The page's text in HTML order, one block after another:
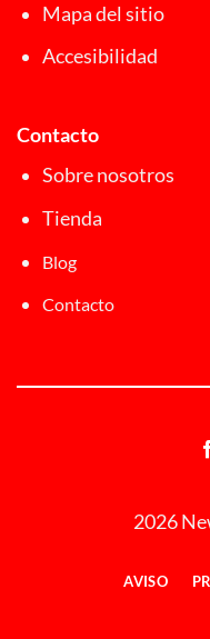
Mapa del sitio
Accesibilidad
Contacto
Sobre nosotros
Tienda
Blog
Contacto
2026
AVISO